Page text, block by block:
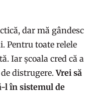
dar mă gândesc
Pentru toate relele
Iar școala cred că a
distrugere.Vrei să
l în sistemul de